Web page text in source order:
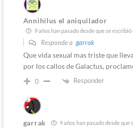
Annihilus el aniquilador
9 años han pasado desde que se escribió
Responde agarrak
Que vida sexual mas triste que
por los callos de Galactus,
0 Responder
garrak 9 años han pasado desde que